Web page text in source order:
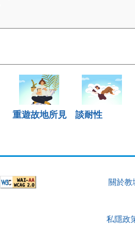
重遊故地所見 談耐性
關於教
私隱政